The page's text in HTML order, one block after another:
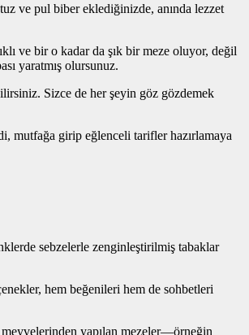
ve pul biber eklediğinizde, anında lezzet
ve bir o kadar da şık bir meze oluyor, değil
yaratmış olursunuz.
Sizce de her şeyin göz gözdemek
mutfağa girip eğlenceli tarifler hazırlamaya
sebzelerle zenginleştirilmiş tabaklar
hem beğenileri hem de sohbetleri
meyvelerinden yapılan mezeler—örneğin